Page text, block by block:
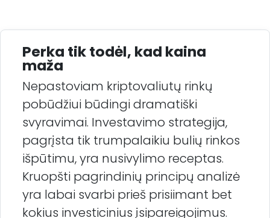
Perka tik todėl, kad kaina
maža
Nepastoviam kriptovaliutų rinkų
pobūdžiui būdingi dramatiški
svyravimai. Investavimo strategija,
pagrįsta tik trumpalaikiu bulių rinkos
išpūtimu, yra nusivylimo receptas.
Kruopšti pagrindinių principų analizė
yra labai svarbi prieš prisiimant bet
kokius investicinius įsipareigojimus.